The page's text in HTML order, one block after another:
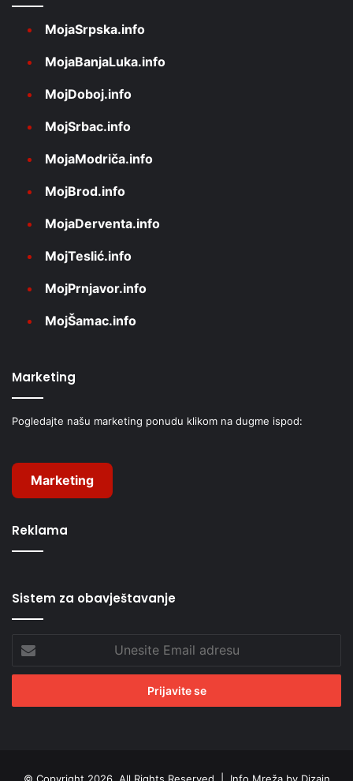
MojaSrpska.info
MojaBanjaLuka.info
MojDoboj.info
MojSrbac.info
MojaModriča.info
MojBrod.info
MojaDerventa.info
MojTeslić.info
MojPrnjavor.info
MojŠamac.info
Marketing
Pogledajte našu marketing ponudu klikom na dugme ispod:
Marketing
Reklama
Sistem za obavještavanje
Email
adresu
© Copyright 2026, All Rights Reserved | Info Mreža by Dizajn